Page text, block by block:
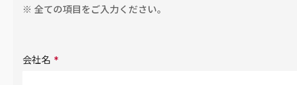
※ 全ての項目をご入力ください。
会社名 *